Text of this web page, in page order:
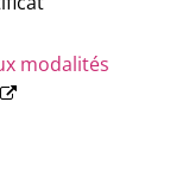
modalités